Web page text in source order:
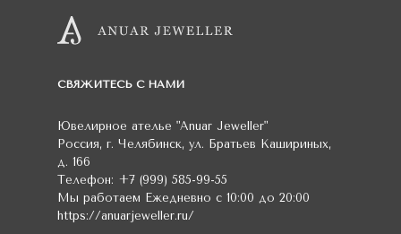
СВЯЖИТЕСЬ С НАМИ
Ювелирное ателье "Anuar Jeweller"
Россия, г. Челябинск, ул. Братьев Кашириных,
д. 166
Телефон: +7 (999) 585-99-55
Мы работаем Ежедневно с 10:00 до 20:00
https://anuarjeweller.ru/